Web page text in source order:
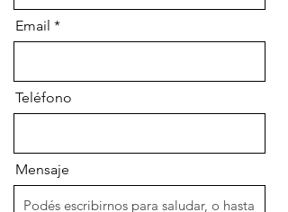
Email
Teléfono
Mensaje